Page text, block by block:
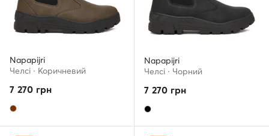
Napapijri
Челсі · Коричневий
7 270 грн
Napapijri
Челсі · Чорний
7 270 грн